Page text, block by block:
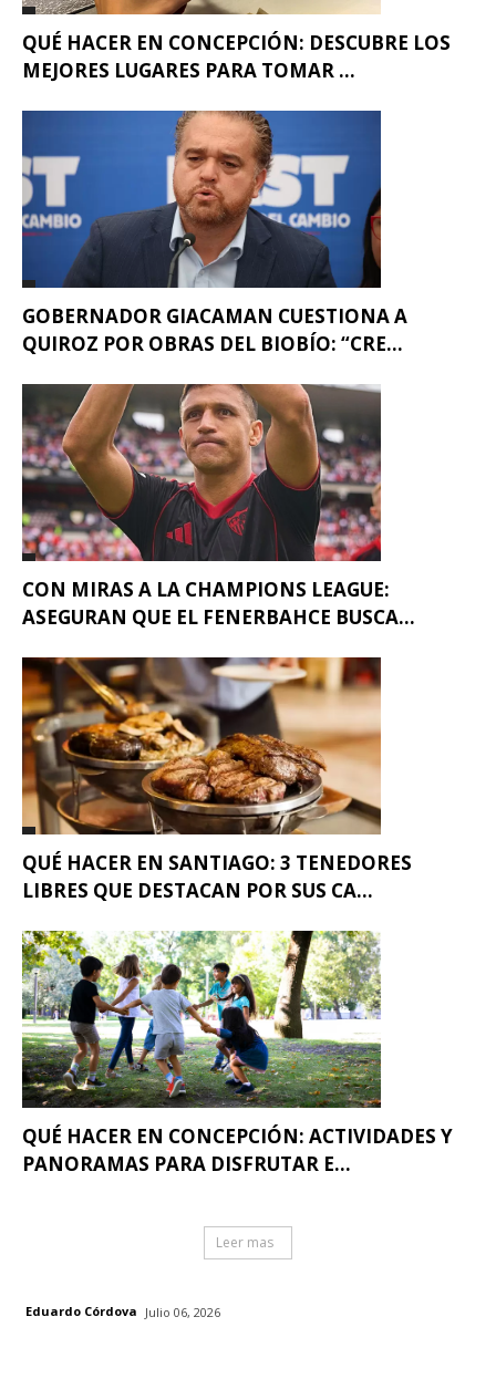
QUÉ HACER EN CONCEPCIÓN: DESCUBRE LOS
MEJORES LUGARES PARA TOMAR ...
GOBERNADOR GIACAMAN CUESTIONA A
QUIROZ POR OBRAS DEL BIOBÍO: “CRE...
CON MIRAS A LA CHAMPIONS LEAGUE:
ASEGURAN QUE EL FENERBAHCE BUSCA...
QUÉ HACER EN SANTIAGO: 3 TENEDORES
LIBRES QUE DESTACAN POR SUS CA...
QUÉ HACER EN CONCEPCIÓN: ACTIVIDADES Y
PANORAMAS PARA DISFRUTAR E...
Leer mas
Eduardo Córdova Julio 06, 2026